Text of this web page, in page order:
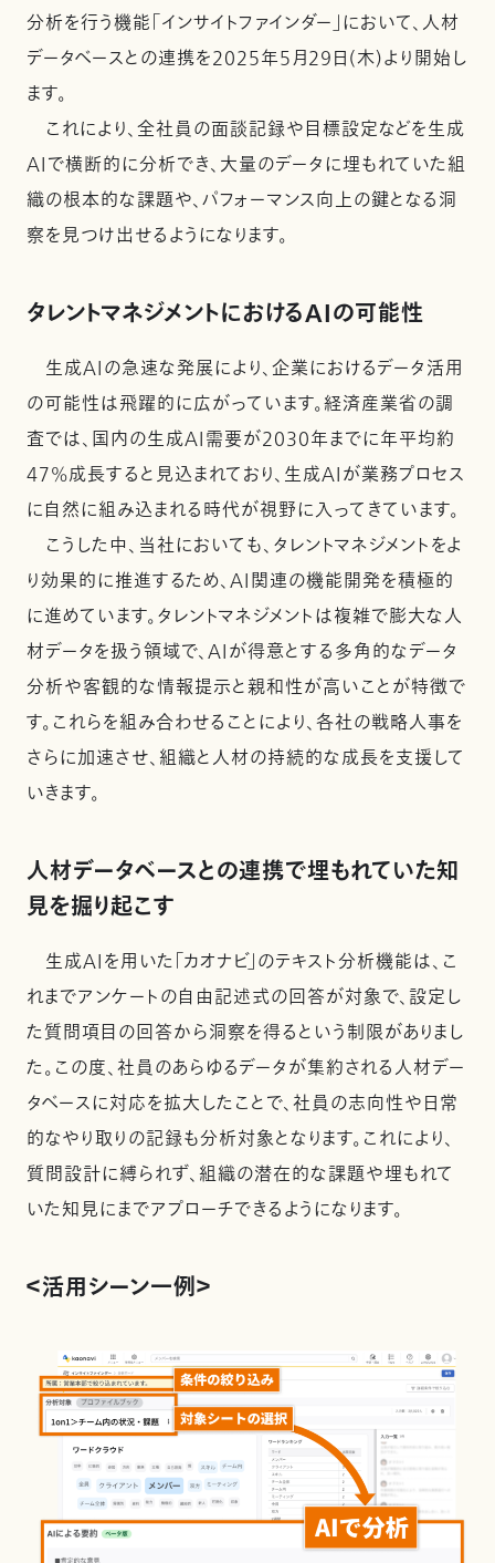
分析を行う機能「インサイトファインダー」において、人材
データベースとの連携を2025年5月29日(木)より開始し
ます。
これにより、全社員の面談記録や目標設定などを生成
AIで横断的に分析でき、大量のデータに埋もれていた組
織の根本的な課題や、パフォーマンス向上の鍵となる洞
察を見つけ出せるようになります。
タレントマネジメントにおけるAIの可能性
生成AIの急速な発展により、企業におけるデータ活用
の可能性は飛躍的に広がっています。経済産業省の調
査では、国内の生成AI需要が2030年までに年平均約
47%成長すると見込まれており、生成AIが業務プロセス
に自然に組み込まれる時代が視野に入ってきています。
こうした中、当社においても、タレントマネジメントをよ
り効果的に推進するため、AI関連の機能開発を積極的
に進めています。タレントマネジメントは複雑で膨大な人
材データを扱う領域で、AIが得意とする多角的なデータ
分析や客観的な情報提示と親和性が高いことが特徴で
す。これらを組み合わせることにより、各社の戦略人事を
さらに加速させ、組織と人材の持続的な成長を支援して
いきます。
人材データベースとの連携で埋もれていた知
見を掘り起こす
生成AIを用いた「カオナビ」のテキスト分析機能は、こ
れまでアンケートの自由記述式の回答が対象で、設定し
た質問項目の回答から洞察を得るという制限がありまし
た。この度、社員のあらゆるデータが集約される人材デー
タベースに対応を拡大したことで、社員の志向性や日常
的なやり取りの記録も分析対象となります。これにより、
質問設計に縛られず、組織の潜在的な課題や埋もれて
いた知見にまでアプローチできるようになります。
＜活用シーン一例＞